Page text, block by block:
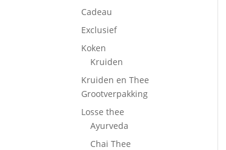
Cadeau
Exclusief
Koken
Kruiden
Kruiden en Thee
Grootverpakking
Losse thee
Ayurveda
Chai Thee